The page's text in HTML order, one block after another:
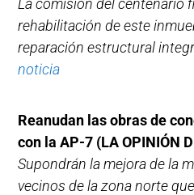
rehabilitación de este
reparación estructural
noticia
Reanudan las obras de
con la AP-7 (LA OPINIÓN
Supondrán la mejora de la
vecinos de la zona norte